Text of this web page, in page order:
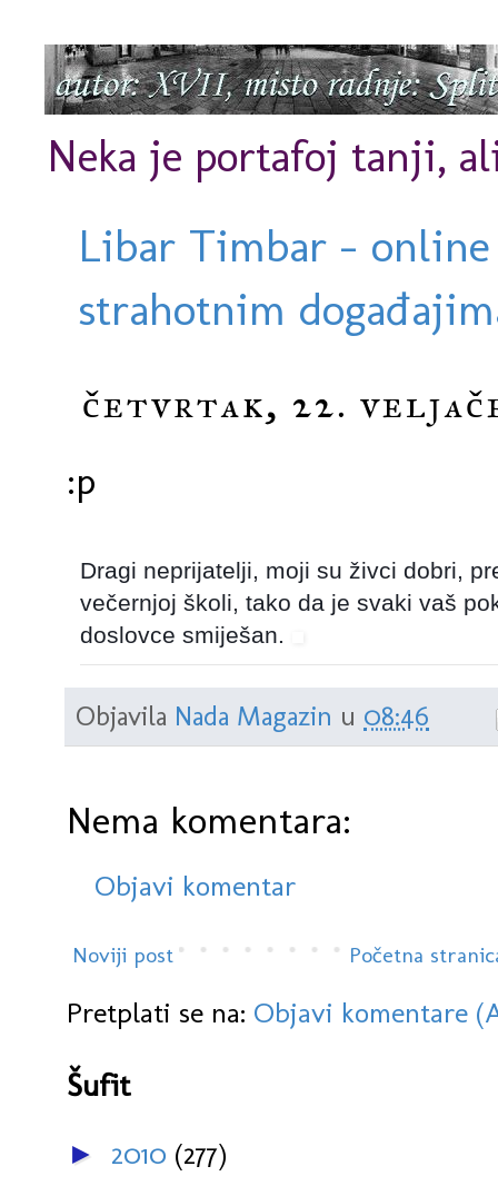
Neka je portafoj tanji,
Libar Timbar -
strahotnim
četvrtak, 22.
:p
Dragi neprijatelji, moji su živci dobri,
večernjoj školi, tako da je svaki vaš
doslovce smiješan.
Objavila Nada Magazin u 08:46
Nema komentara:
Objavi komentar
Noviji post Početna
Pretplati se na: Objavi komentare
Šufit
► 2010 (277)